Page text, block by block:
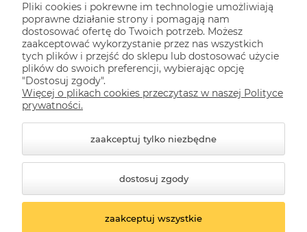
Pomoc
Dla Ciebie
Informacje
Pliki cookies i pokrewne im technologie umożliwiają
poprawne działanie strony i pomagają nam
dostosować ofertę do Twoich potrzeb. Możesz
zaakceptować wykorzystanie przez nas wszystkich
tych plików i przejść do sklepu lub dostosować użycie
plików do swoich preferencji, wybierając opcję
"Dostosuj zgody".
Więcej o plikach cookies przeczytasz w naszej Polityce
prywatności.
zaakceptuj tylko niezbędne
dostosuj zgody
zaakceptuj wszystkie